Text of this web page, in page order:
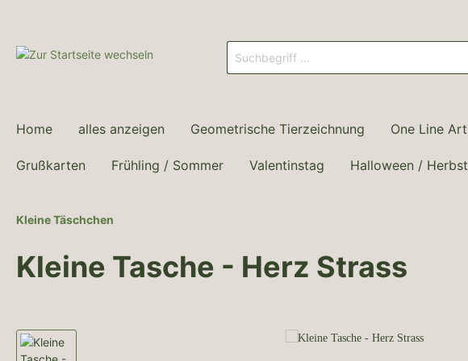
Home alles anzeigen Geometrische Tierzeichnung One Line Art
Grußkarten Frühling / Sommer Valentinstag Halloween / Herbst
Kleine Täschchen
Kleine Tasche - Herz Strass